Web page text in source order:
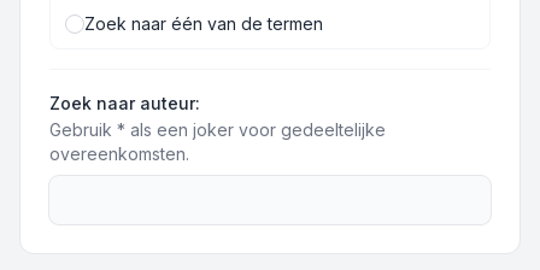
Zoek naar één van de termen
Zoek naar auteur:
Gebruik * als een joker voor gedeeltelijke
overeenkomsten.